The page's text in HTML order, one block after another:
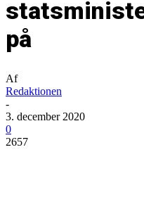
på
Af
Redaktionen
-
3. december 2020
0
2657